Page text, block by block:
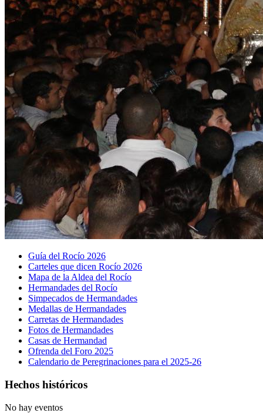
Guía del Rocío 2026
Carteles que dicen Rocío 2026
Mapa de la Aldea del Rocío
Hermandades del Rocío
Simpecados de Hermandades
Medallas de Hermandades
Carretas de Hermandades
Fotos de Hermandades
Casas de Hermandad
Ofrenda del Foro 2025
Calendario de Peregrinaciones para el 2025-26
Hechos históricos
No hay eventos